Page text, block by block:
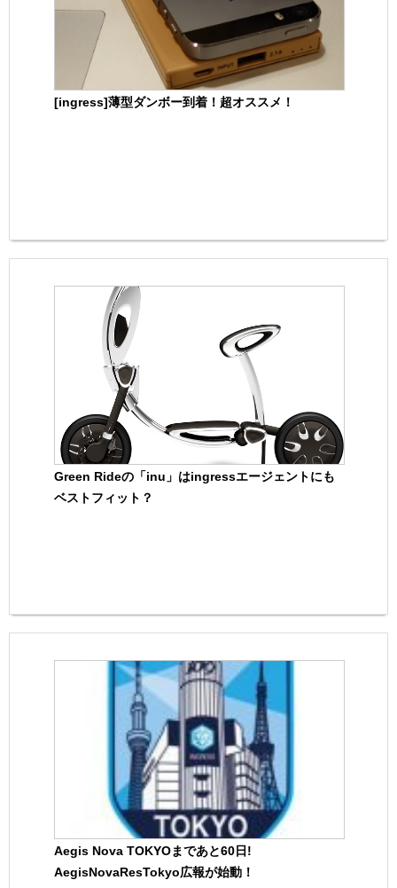
[ingress]薄型ダンボー到着！超オススメ！
Green Rideの「inu」はingressエージェントにも
ベストフィット？
Aegis Nova TOKYOまであと60日!
AegisNovaResTokyo広報が始動！